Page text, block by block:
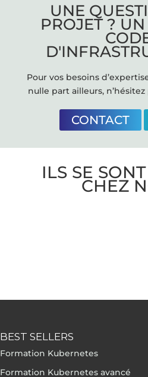
UNE
PROJET ?
Pour vos besoins
nulle part ailleurs,
CONTACT
ILS SE
CHEZ
BEST SELLERS
Formation Kubernetes
Formation Kubernetes avancé